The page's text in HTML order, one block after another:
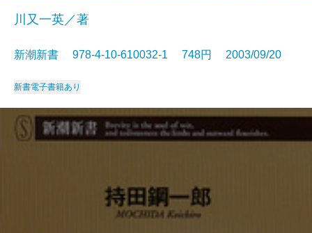
川又一英／著
新潮新書 978-4-10-610032-1 748円 2003/09/20
新書電子書籍あり